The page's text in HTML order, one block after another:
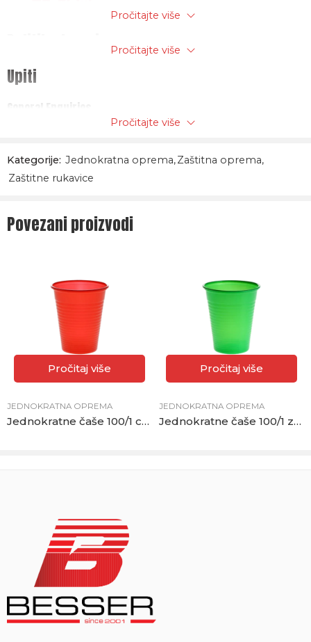
Pročitajte više
Politika trgovinePročitajte više
Upiti
General Enquiries
There are no enquiries yet.Pročitajte više
Kategorije: Jednokratna oprema,Zaštitna oprema,
Zaštitne rukavice
Povezani proizvodi
Pročitaj više
JEDNOKRATNA OPREMA
Jednokratne čaše 100/1 crvene
Pročitaj više
JEDNOKRATNA OPREMA
Jednokratne čaše 100/1 zelene